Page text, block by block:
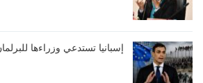
إسبانيا تستدعي وزراءها